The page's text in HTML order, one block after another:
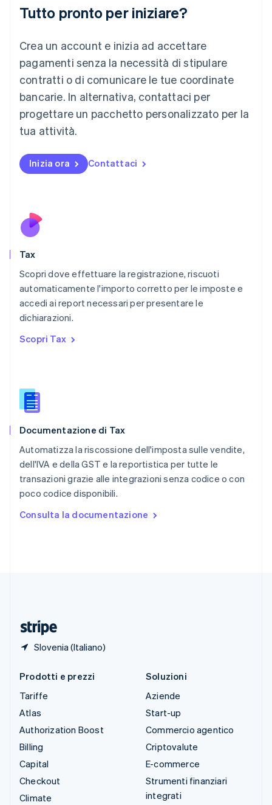
Tutto pronto per iniziare?
Crea un account e inizia ad accettare
pagamenti senza la necessità di stipulare
contratti o di comunicare le tue coordinate
bancarie. In alternativa, contattaci per
progettare un pacchetto personalizzato per la
tua attività.
Inizia ora Contattaci
Tax
Scopri dove effettuare la registrazione, riscuoti
automaticamente l'importo corretto per le imposte e
accedi ai report necessari per presentare le
dichiarazioni.
Scopri Tax
Documentazione di Tax
Automatizza la riscossione dell'imposta sulle vendite,
dell'IVA e della GST e la reportistica per tutte le
transazioni grazie alle integrazioni senza codice o con
poco codice disponibili.
Consulta la documentazione
Slovenia (Italiano)
Lettonia
English
DeutschEnglish
Lituania
Français DeutschEnglish
Malaysia
English 简体中文
Malta
Messico
EspañolEnglish
English
Paesi Bassi
English
Portogallo
RAS di Hong Kong, Cina
English简体中文
Regno Unito
English
English
Singapore
Slovacchia
English
Slovenia
Spagna
EspañolEnglish
English Español简体中文
Prodotti e prezzi
Tariffe
Atlas
Authorization Boost
Billing
Capital
Checkout
Climate
Soluzioni
Aziende
Start-up
Commercio agentico
Criptovalute
E-commerce
Strumenti finanziari
integrati